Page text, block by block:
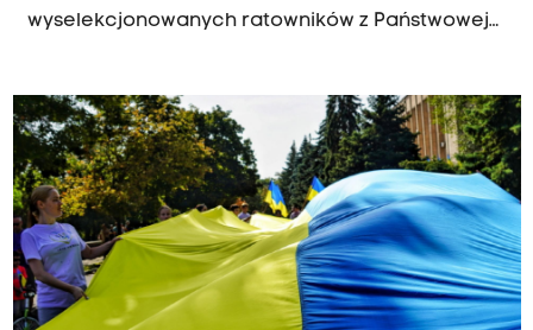
wyselekcjonowanych ratowników z Państwowej
okiem instruktorów z małopolskiej Państwowej
Straży Pożarnej w Krakowie.